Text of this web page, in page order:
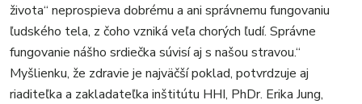
života“ neprospieva dobrému a ani správnemu fungovaniu
ľudského tela, z čoho vzniká veľa chorých ľudí. Správne
fungovanie nášho srdiečka súvisí aj s našou stravou.“
Myšlienku, že zdravie je najväčší poklad, potvrdzuje aj
riaditeľka a zakladateľka inštitútu HHI, PhDr. Erika Jung,